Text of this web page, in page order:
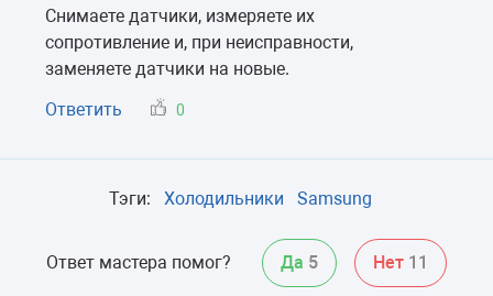
Снимаете датчики, измеряете их
сопротивление и, при неисправности,
заменяете датчики на новые.
Ответить
0
Тэги: Холодильники Samsung
Ответ мастера помог? Да 5 Нет 11